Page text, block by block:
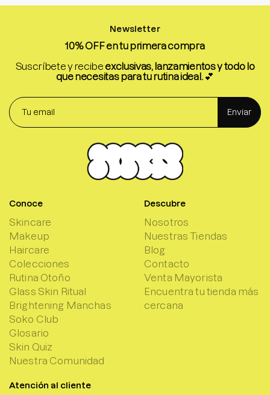
Newsletter
10% OFF en tu primera compra
Suscríbete y recibeexclusivas, lanzamientos y todo lo
que necesitas para tu rutina ideal.💕
Enviar
Conoce
Skincare
Makeup
Haircare
Colecciones
Rutina Otoño
Glass Skin Ritual
Brightening Manchas
Soko Club
Glosario
Skin Quiz
Nuestra Comunidad
Descubre
Nosotros
Nuestras Tiendas
Blog
Contacto
Venta Mayorista
Encuentra tu tienda más
cercana
Atención al cliente